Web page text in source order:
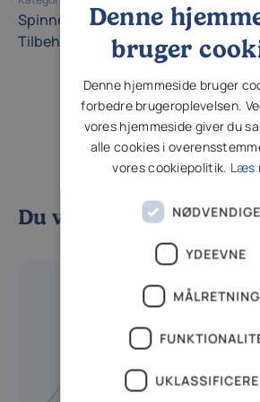
Spinnefiskerens tilbehør
Tilbehør til spinnefiskeri
Du vil måske også
Denne
bruger
Denne hjemmeside bruger
forbedre brugeroplevelsen.
vores hjemmeside giver du
alle cookies i
vores cookiepolitik. Læs
NØDVENDIGE
YDEEVNE
MÅLRETNING